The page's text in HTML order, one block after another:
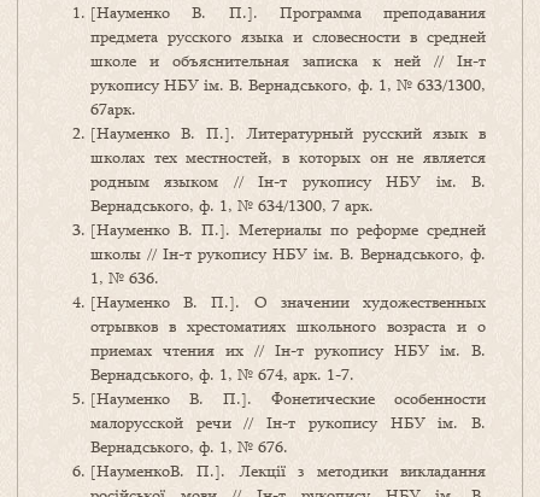
[Науменко В. П.]. Программа преподавания
предмета русского языка и словесности в средней
школе и объяснительная записка к ней // Ін-т
рукопису НБУ ім. В. Вернадського, ф. 1, № 633/1300,
67арк.
[Науменко В. П.]. Литературный русский язык в
школах тех местностей, в которых он не является
родным языком // Ін-т рукопису НБУ ім. В.
Вернадського, ф. 1, № 634/1300, 7 арк.
[Науменко В. П.]. Метериалы по реформе средней
школы // Ін-т рукопису НБУ ім. В. Вернадського, ф.
1, № 636.
[Науменко В. П.]. О значении художественных
отрывков в хрестоматиях школьного возраста и о
приемах чтения их // Ін-т рукопису НБУ ім. В.
Вернадського, ф. 1, № 674, арк. 1-7.
[Науменко В. П.]. Фонетические особенности
малорусской речи // Ін-т рукопису НБУ ім. В.
Вернадського, ф. 1, № 676.
[НауменкоВ. П.]. Лекції з методики викладання